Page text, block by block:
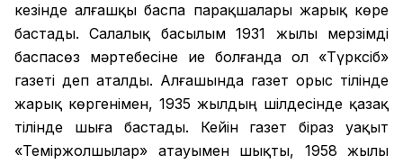
кезінде алғашқы баспа парақшалары жарық көре
бастады. Салалық басылым 1931 жылы мерзімді
баспасөз мәртебесіне ие болғанда ол «Түрксіб»
газеті деп аталды. Алғашында газет орыс тілінде
жарық көргенімен, 1935 жылдың шілдесінде қазақ
тілінде шыға бастады. Кейін газет біраз уақыт
«Теміржолшылар» атауымен шықты, 1958 жылы